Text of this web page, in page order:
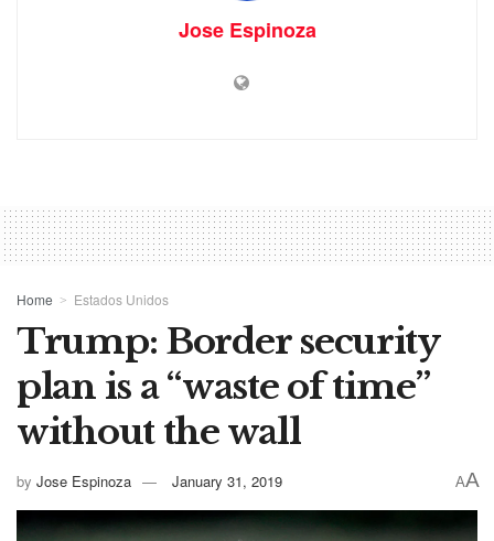
Jose Espinoza
Home Estados Unidos
Trump: Border security
plan is a “waste of time”
without the wall
by Jose Espinoza January 31, 2019 AA